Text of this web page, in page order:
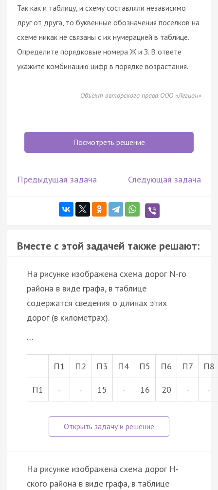
Так как и таблицу, и схему составляли независимо
друг от друга, то буквенные обозначения поселков на
схеме никак не связаны с их нумерацией в таблице.
Определите порядковые номера Ж и З. В ответе
укажите комбинацию цифр в порядке возрастания.
Объект авторского права ООО «Легион»
Посмотреть решение
Предыдущая задача Следующая задача
Вместе с этой задачей также решают:
На рисунке изображена схема дорог N-го
района в виде графа, в таблице
содержатся сведения о длинах этих
дорог (в километрах).
…
П1 П2 П3 П4 П5 П6 П7 П8
П1 - - 15 - 16 20 - -
На рисунке изображена схема дорог Н-
ского района в виде графа, в таблице